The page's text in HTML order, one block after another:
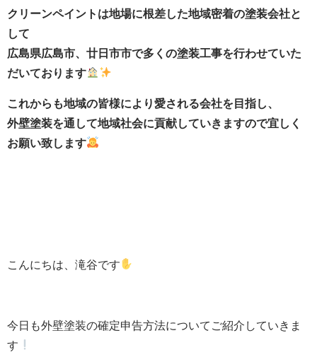
クリーンペイントは地場に根差した地域密着の塗装会社と
して
広島県広島市、廿日市市で多くの塗装工事を行わせていた
だいております
これからも地域の皆様により愛される会社を目指し、
外壁塗装を通して地域社会に貢献していきますので宜しく
お願い致します
こんにちは、滝谷です
今日も外壁塗装の確定申告方法についてご紹介していきま
す